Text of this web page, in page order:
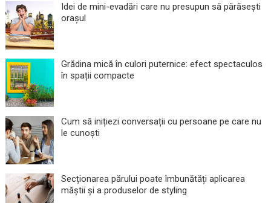
Idei de mini-evadări care nu presupun să părăsești
orașul
Grădina mică în culori puternice: efect spectaculos
în spații compacte
Cum să inițiezi conversații cu persoane pe care nu
le cunoști
Secționarea părului poate îmbunătăți aplicarea
măștii și a produselor de styling